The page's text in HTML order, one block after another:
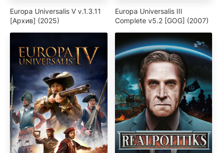
Europa Universalis V v.1.3.11
[Архив] (2025)
Europa Universalis III
Complete v5.2 [GOG] (2007)